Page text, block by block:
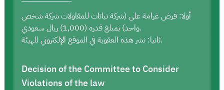
أولا: فرض غرامة على (شركة نباتات للمقاولات شركة شخص
واحد) بمبلغ قدره (1,000) ريال سعودي.
ثانيا: نشر هذه العقوبة في الموقع الإلكتروني للهيئة.
Decision of the Committee to Consider
Violations of the law